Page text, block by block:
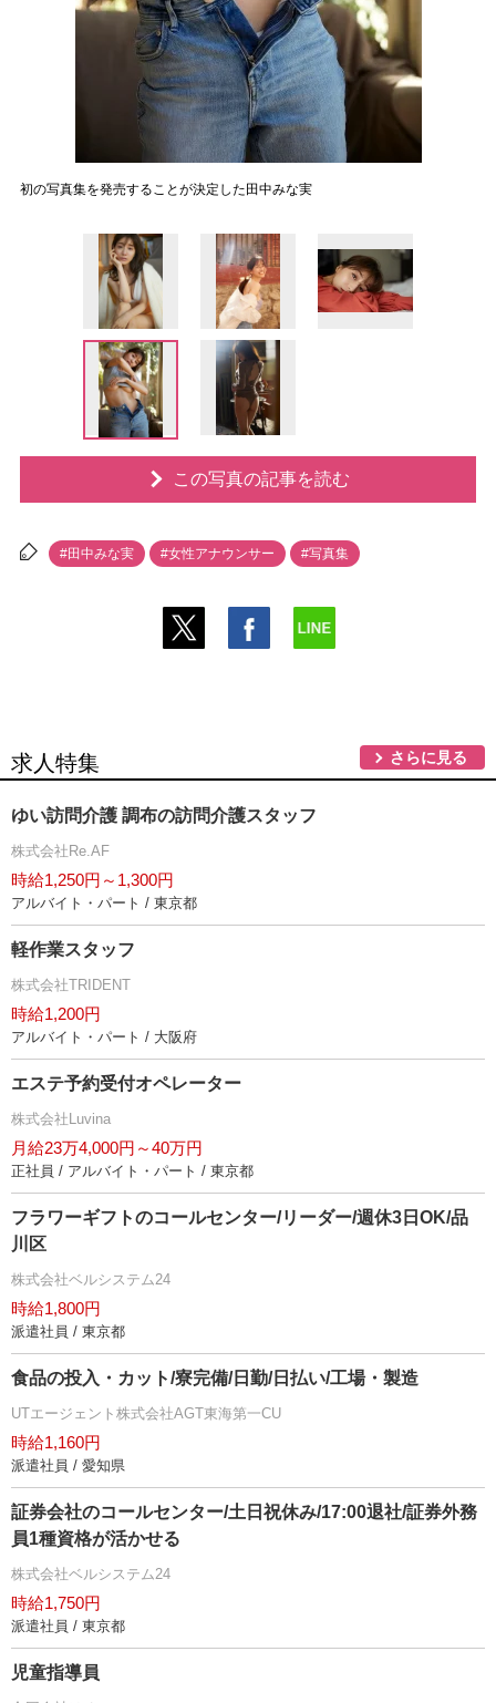
初の写真集を発売することが決定した田中みな実
この写真の記事を読む
#田中みな実 #女性アナウンサー #写真集
求人特集 さらに見る
ゆい訪問介護 調布の訪問介護スタッフ
株式会社Re.AF
時給1,250円～1,300円
アルバイト・パート / 東京都
軽作業スタッフ
株式会社TRIDENT
時給1,200円
アルバイト・パート / 大阪府
エステ予約受付オペレーター
株式会社Luvina
月給23万4,000円～40万円
正社員 / アルバイト・パート / 東京都
フラワーギフトのコールセンター/リーダー/週休3日OK/品
川区
株式会社ベルシステム24
時給1,800円
派遣社員 / 東京都
食品の投入・カット/寮完備/日勤/日払い/工場・製造
UTエージェント株式会社AGT東海第一CU
時給1,160円
派遣社員 / 愛知県
証券会社のコールセンター/土日祝休み/17:00退社/証券外務
員1種資格が活かせる
株式会社ベルシステム24
時給1,750円
派遣社員 / 東京都
児童指導員